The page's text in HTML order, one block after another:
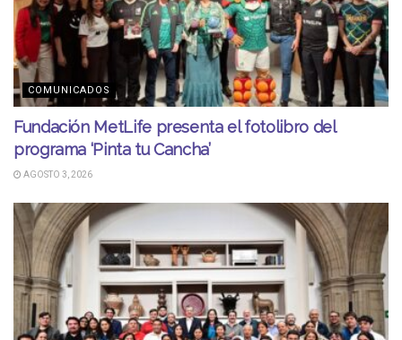
COMUNICADOS
Fundación MetLife presenta el fotolibro del
programa ‘Pinta tu Cancha’
AGOSTO 3, 2026